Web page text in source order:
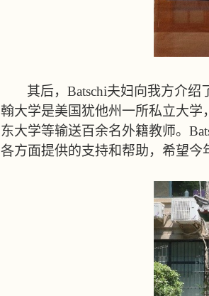
其后， Batschi夫妇向我方介绍
翰大学是美国犹他州一所私立大学
东大学等输送百余名外籍教师。
各方面提供的支持和帮助，希望今